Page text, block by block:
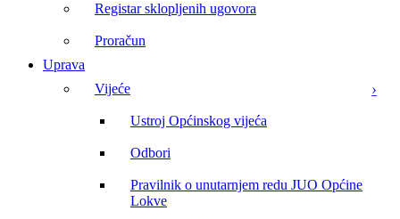
Registar sklopljenih ugovora
Proračun
Uprava
Vijeće
Ustroj Općinskog vijeća
Odbori
Pravilnik o unutarnjem redu JUO Općine
Lokve